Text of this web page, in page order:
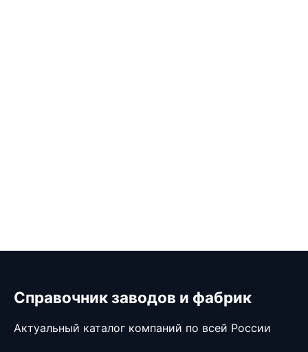
Справочник заводов и фабрик
Актуальный каталог компаний по всей России